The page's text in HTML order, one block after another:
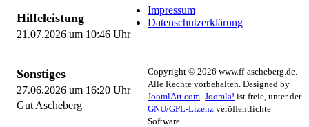
Hilfeleistung
21.07.2026 um 10:46 Uhr
Sonstiges
27.06.2026 um 16:20 Uhr
Gut Ascheberg
Impressum
Datenschutzerklärung
Copyright © 2026 www.ff-ascheberg.de.
Alle Rechte vorbehalten. Designed by
JoomlArt.com. Joomla! ist freie, unter der
GNU/GPL-Lizenz veröffentlichte
Software.